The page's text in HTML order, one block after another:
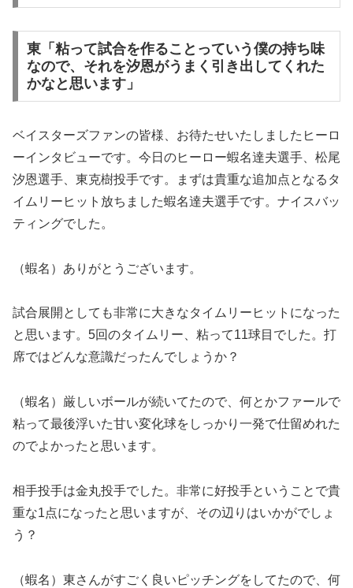
東「粘って試合を作ることっていう僕の持ち味
なので、それを汐恩がうまく引き出してくれた
かなと思います」
ベイスターズファンの皆様、お待たせいたしましたヒーロ
ーインタビューです。今日のヒーロー蝦名達夫選手、松尾
汐恩選手、東克樹投手です。まずは貴重な追加点となるタ
イムリーヒット放ちました蝦名達夫選手です。ナイスバッ
ティングでした。
（蝦名）ありがとうございます。
試合展開としても非常に大きなタイムリーヒットになった
と思います。5回のタイムリー、粘って11球目でした。打
席ではどんな意識だったんでしょうか？
（蝦名）厳しいボールが続いてたので、何とかファールで
粘って最後浮いた甘い変化球をしっかり一発で仕留めれた
のでよかったと思います。
相手投手は金丸投手でした。非常に好投手ということで貴
重な1点になったと思いますが、その辺りはいかがでしょ
う？
（蝦名）東さんがすごく良いピッチングをしてたので、何